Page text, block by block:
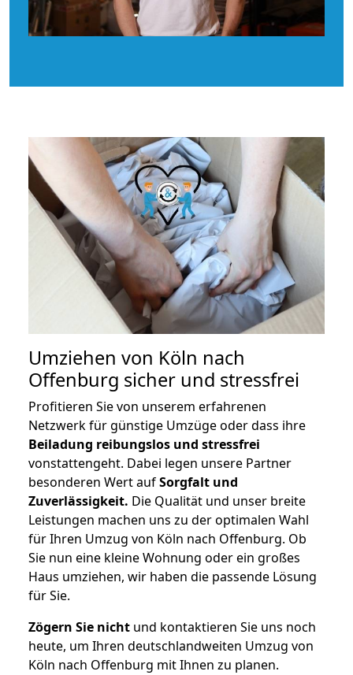
Umziehen von Köln nach
Offenburg sicher und stressfrei
Profitieren Sie von unserem erfahrenen
Netzwerk für günstige Umzüge oder dass ihre
Beiladung reibungslos und stressfrei
vonstattengeht. Dabei legen unsere Partner
besonderen Wert aufSorgfalt und
Zuverlässigkeit. Die Qualität und unser breite
Leistungen machen uns zu der optimalen Wahl
für Ihren Umzug von Köln nach Offenburg. Ob
Sie nun eine kleine Wohnung oder ein großes
Haus umziehen, wir haben die passende Lösung
für Sie.
Zögern Sie nicht und kontaktieren Sie uns noch
heute, um Ihren deutschlandweiten Umzug von
Köln nach Offenburg mit Ihnen zu planen.